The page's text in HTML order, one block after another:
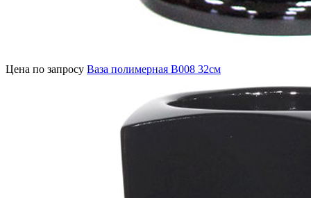
Цена по запросу Ваза полимерная В008 32см